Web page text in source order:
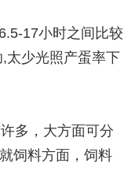
17小时之间比较
太少光照产蛋率下
多，大方面可分
饲料方面，饲料